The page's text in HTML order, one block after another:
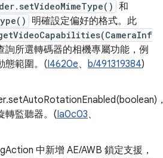
和
明確設定偏好的格式。此
詢所選轉碼器的相機專屬功能，例
態範圍。(I4620e、 b/491319384)
轉監聽器。(Ia0c03、
中新增 AE/AWB 鎖定支援，